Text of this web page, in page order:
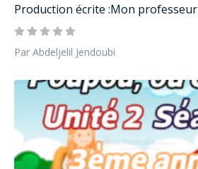
Production écrite :Mon professeur
Par Abdeljelil Jendoubi